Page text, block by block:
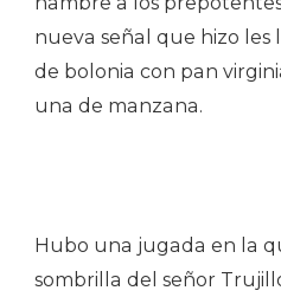
nueva señal que hizo
de bolonia con pan
una de manzana.
Hubo una jugada en la
sombrilla del señor